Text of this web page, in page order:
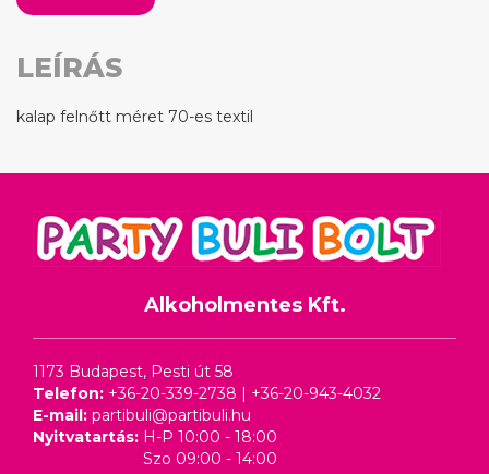
LEÍRÁS
kalap felnőtt méret 70-es textil
Alkoholmentes Kft.
1173 Budapest, Pesti út 58
Telefon: +36-20-339-2738 | +36-20-943-4032
E-mail: partibuli@partibuli.hu
Nyitvatartás: H-P 10:00 - 18:00
Szo 09:00 - 14:00